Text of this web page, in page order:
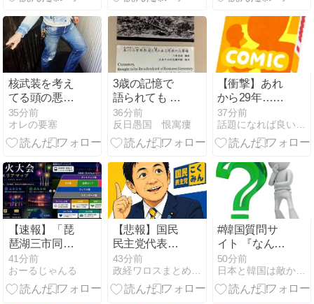
【在日フラン
ス人】D
えてないでし
ょ？」
＾；）加藤氏
のファン葉巻
を咥えながら
ｙ-
核武装を考え
てる頭の悪り
ー地方議員
35分前
オレの要塞
3歳の記憶で
語られても 〜
長崎の語り部
のお爺ちゃん
(84)、学生に
装が必要』と
言われびっく
り
37分前
反日愚国 恨寓瘻
【衝撃】あれ
から29年…
「十本刀さん
また一人逝
く」にファン
37分前
【速報】「琵
琶湖三市同時
花火」当然、
開催中止を発
表 主催「今後
42分前
おーるじゃんる
【悲報】国民
民主党代表
選、玉木雄一
郎氏と30歳若
手の一騎打ち
43分前
#韓国質問サ
イト 『なんで
核を作るのに
アメリカの同
意が必要なの
51分前
日本と韓国は敵か？味方か？